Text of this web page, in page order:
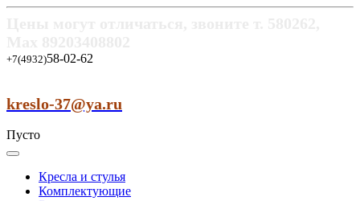
+7(4932)58-02-62
kreslo-37@ya.ru
Пусто
Кресла и стулья
Комплектующие